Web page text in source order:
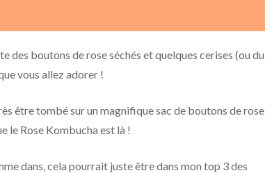
des boutons de rose séchés et quelques cerises (ou du
vous allez adorer !
être tombé sur un magnifique sac de boutons de rose
le Rose Kombucha est là !
dans, cela pourrait juste être dans mon top 3 des